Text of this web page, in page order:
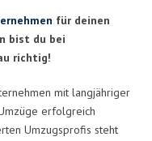
für deinen
bist du bei
richtig!
mit langjähriger
erfolgreich
Umzugsprofis steht